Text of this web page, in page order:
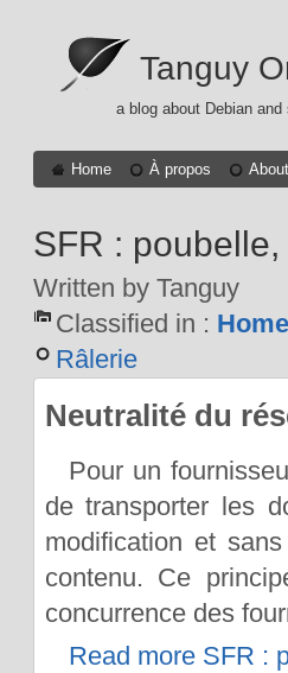
Tanguy
a blog about Debian and
Home À propos About
SFR :
Written by Tanguy
Classified in :
Râlerie
Neutralité du
Pour un
de transporter les
modification et
contenu. Ce
concurrence des
Read more SFR :